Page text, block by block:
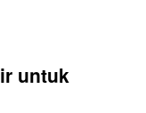
untuk